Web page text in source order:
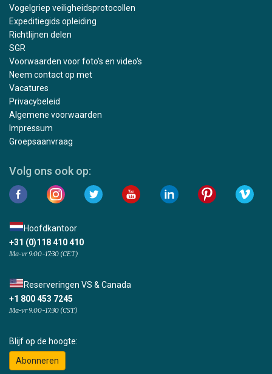
Vogelgriep veiligheidsprotocollen
Expeditiegids opleiding
Richtlijnen delen
SGR
Voorwaarden voor foto's en video's
Neem contact op met
Vacatures
Privacybeleid
Algemene voorwaarden
Impressum
Groepsaanvraag
Volg ons ook op:
Hoofdkantoor
+31 (0)118 410 410
Ma-vr 9:00-17:30 (CET)
Reserveringen VS & Canada
+1 800 453 7245
Ma-vr 9:00-17:30 (CST)
Blijf op de hoogte:
Abonneren